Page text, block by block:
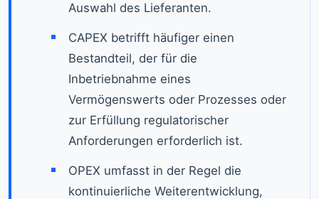
Auswahl des Lieferanten.
CAPEX betrifft häufiger einen
Bestandteil, der für die
Inbetriebnahme eines
Vermögenswerts oder Prozesses oder
zur Erfüllung regulatorischer
Anforderungen erforderlich ist.
OPEX umfasst in der Regel die
kontinuierliche Weiterentwicklung,